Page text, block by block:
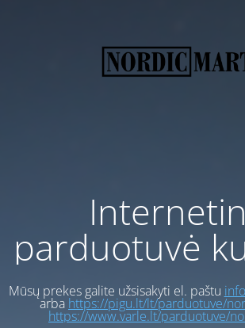
parduotuvė
Mūsų prekes galite užsisakyti el. paštu
arba https://pigu.lt/lt/parduotuve/
https://www.varle.lt/parduotuve/